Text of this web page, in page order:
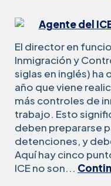
El director en
Inmigración y
siglas en inglés) ha
año que viene
más controles de
trabajo. Esto
deben prepararse
detenciones, y
Aquí hay cinco
ICE no son...